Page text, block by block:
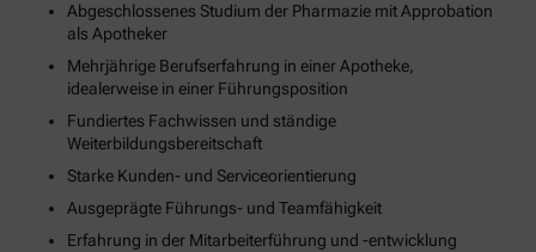
Abgeschlossenes Studium der Pharmazie mit Approbation
als Apotheker
Mehrjährige Berufserfahrung in einer Apotheke,
idealerweise in einer Führungsposition
Fundiertes Fachwissen und ständige
Weiterbildungsbereitschaft
Starke Kunden- und Serviceorientierung
Ausgeprägte Führungs- und Teamfähigkeit
Erfahrung in der Mitarbeiterführung und -entwicklung